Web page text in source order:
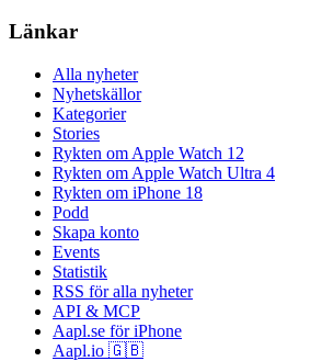
Länkar
Alla nyheter
Nyhetskällor
Kategorier
Stories
Rykten om Apple Watch 12
Rykten om Apple Watch Ultra 4
Rykten om iPhone 18
Podd
Skapa konto
Events
Statistik
RSS för alla nyheter
API & MCP
Aapl.se för iPhone
Aapl.io 🇬🇧